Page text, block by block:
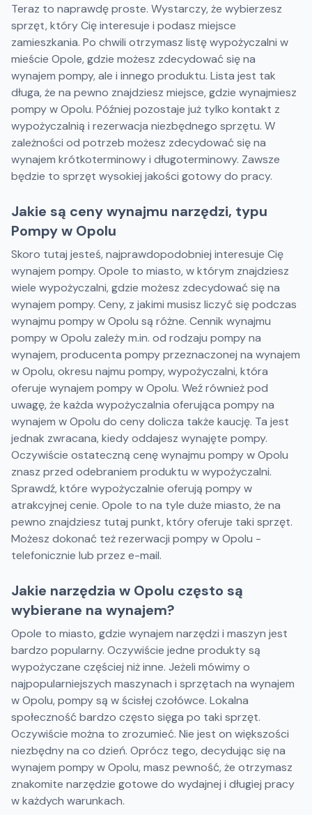
Teraz to naprawdę proste. Wystarczy, że wybierzesz
sprzęt, który Cię interesuje i podasz miejsce
zamieszkania. Po chwili otrzymasz listę wypożyczalni w
mieście Opole, gdzie możesz zdecydować się na
wynajem pompy, ale i innego produktu. Lista jest tak
długa, że na pewno znajdziesz miejsce, gdzie wynajmiesz
pompy w Opolu. Później pozostaje już tylko kontakt z
wypożyczalnią i rezerwacja niezbędnego sprzętu. W
zależności od potrzeb możesz zdecydować się na
wynajem krótkoterminowy i długoterminowy. Zawsze
będzie to sprzęt wysokiej jakości gotowy do pracy.
Jakie są ceny wynajmu narzędzi, typu
Pompy w Opolu
Skoro tutaj jesteś, najprawdopodobniej interesuje Cię
wynajem pompy. Opole to miasto, w którym znajdziesz
wiele wypożyczalni, gdzie możesz zdecydować się na
wynajem pompy. Ceny, z jakimi musisz liczyć się podczas
wynajmu pompy w Opolu są różne. Cennik wynajmu
pompy w Opolu zależy m.in. od rodzaju pompy na
wynajem, producenta pompy przeznaczonej na wynajem
w Opolu, okresu najmu pompy, wypożyczalni, która
oferuje wynajem pompy w Opolu. Weź również pod
uwagę, że każda wypożyczalnia oferująca pompy na
wynajem w Opolu do ceny dolicza także kaucję. Ta jest
jednak zwracana, kiedy oddajesz wynajęte pompy.
Oczywiście ostateczną cenę wynajmu pompy w Opolu
znasz przed odebraniem produktu w wypożyczalni.
Sprawdź, które wypożyczalnie oferują pompy w
atrakcyjnej cenie. Opole to na tyle duże miasto, że na
pewno znajdziesz tutaj punkt, który oferuje taki sprzęt.
Możesz dokonać też rezerwacji pompy w Opolu -
telefonicznie lub przez e-mail.
Jakie narzędzia w Opolu często są
wybierane na wynajem?
Opole to miasto, gdzie wynajem narzędzi i maszyn jest
bardzo popularny. Oczywiście jedne produkty są
wypożyczane częściej niż inne. Jeżeli mówimy o
najpopularniejszych maszynach i sprzętach na wynajem
w Opolu, pompy są w ścisłej czołówce. Lokalna
społeczność bardzo często sięga po taki sprzęt.
Oczywiście można to zrozumieć. Nie jest on większości
niezbędny na co dzień. Oprócz tego, decydując się na
wynajem pompy w Opolu, masz pewność, że otrzymasz
znakomite narzędzie gotowe do wydajnej i długiej pracy
w każdych warunkach.